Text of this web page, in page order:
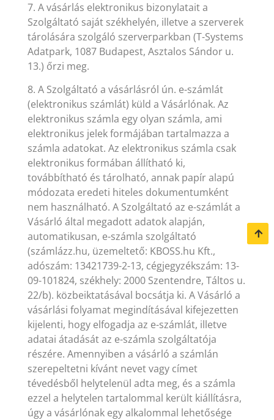
7. A vásárlás elektronikus bizonylatait a
Szolgáltató saját székhelyén, illetve a szerverek
tárolására szolgáló szerverparkban (T-Systems
Adatpark, 1087 Budapest, Asztalos Sándor u.
13.) őrzi meg.
8. A Szolgáltató a vásárlásról ún. e-számlát
(elektronikus számlát) küld a Vásárlónak. Az
elektronikus számla egy olyan számla, ami
elektronikus jelek formájában tartalmazza a
számla adatokat. Az elektronikus számla csak
elektronikus formában állítható ki,
továbbítható és tárolható, annak papír alapú
módozata eredeti hiteles dokumentumként
nem használható. A Szolgáltató az e-számlát a
Vásárló által megadott adatok alapján,
automatikusan, e-számla szolgáltató
(számlázz.hu, üzemeltető: KBOSS.hu Kft.,
adószám: 13421739-2-13, cégjegyzékszám: 13-
09-101824, székhely: 2000 Szentendre, Táltos u.
22/b). közbeiktatásával bocsátja ki. A Vásárló a
vásárlási folyamat megindításával kifejezetten
kijelenti, hogy elfogadja az e-számlát, illetve
adatai átadását az e-számla szolgáltatója
részére. Amennyiben a vásárló a számlán
szerepeltetni kívánt nevet vagy címet
tévedésből helytelenül adta meg, és a számla
ezzel a helytelen tartalommal került kiállításra,
úgy a vásárlónak egy alkalommal lehetősége